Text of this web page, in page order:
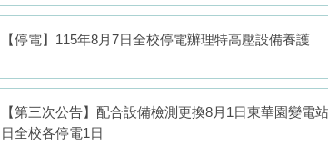
【停電】115年8月7日全校停電辦理特高壓設備養護
【第三次公告】配合設備檢測更換8月1日東華園變電
日全校各停電1日